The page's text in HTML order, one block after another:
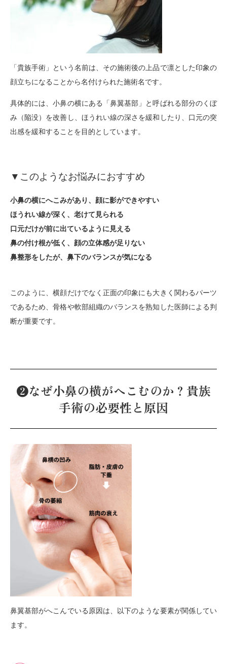
「貴族手術」という名前は、その施術後の上品で凛とした印象の
顔立ちになることから名付けられた施術名です。
具体的には、小鼻の横にある「鼻翼基部」と呼ばれる部分のくぼ
み（陥没）を改善し、ほうれい線の深さを緩和したり、口元の突
出感を緩和することを目的としています。
▼このようなお悩みにおすすめ
小鼻の横にへこみがあり、顔に影ができやすい
ほうれい線が深く、老けて見られる
口元だけが前に出ているように見える
鼻の付け根が低く、顔の立体感が足りない
鼻整形をしたが、鼻下のバランスが気になる
このように、横顔だけでなく正面の印象にも大きく関わるパーツ
であるため、骨格や軟部組織のバランスを熟知した医師による判
断が重要です。
❷なぜ小鼻の横がへこむのか？貴族
手術の必要性と原因
鼻翼基部がへこんでいる原因は、以下のような要素が関係してい
ます。